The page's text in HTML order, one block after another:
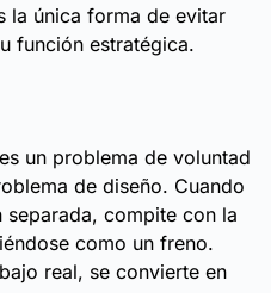
la única forma de evitar
función estratégica.
un problema de voluntad
de diseño. Cuando
compite con la
como un freno.
real, se convierte en